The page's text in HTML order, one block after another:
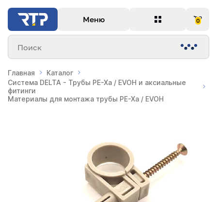
Меню 0
Поиск
Главная
Каталог
Система DELTA - Трубы PE-Xa / EVOH и аксиальные
фитинги
Материалы для монтажа трубы PE-Xa / EVOH